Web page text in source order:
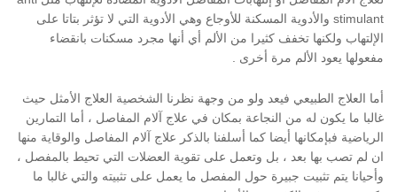
stimulant والأدوية المسكنة للأوجاع وهي الأدوية التي لا تؤثر بتاتا على
الإلتهاب ولكنها تخفف كثيرا من الألم أي أنها مجرد مسكنات بانقضاء
مفعولها يعود الألم مرة أخرى .
أما العلاج الطبيعي فيعد ولو من وجهة نظرنا الشخصية العلاج الأمثل حيث
غالبا ما يكون له من النجاعة بمكان في علاج آلام المفاصل ، أما التمارين
الرياضية فبإمكانها أيضا كما أسلفنا بالذكر علاج آلام المفاصل والوقاية منها
ان لم تصب بها بعد ، بل وتعمل على تقوية العضلات التي تحيط بالمفصل ،
وأحيانا يتم تثبيت جبيرة حول المفصل ما يعمل على تثبيته والتي غالبا ما